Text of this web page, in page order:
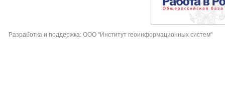
Разработка и поддержка: ООО "Институт геоинформационных систем"